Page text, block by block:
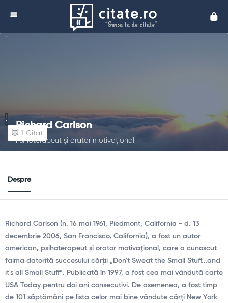
Richard Carlson
Psihoterapeut și orator motivațional
1 Citat
Despre
Richard Carlson (n. 16 mai 1961, Piedmont, California - d. 13
decembrie 2006, San Francisco, California), a fost un autor
american, psihoterapeut și orator motivațional, care a cunoscut
faima datorită succesului cărții „Don't Sweat the Small Stuff...and
it's all Small Stuff”. Publicată în 1997, a fost cea mai vândută carte
USA Today pentru doi ani consecutivi. De asemenea, a fost timp
de 101 săptămâni pe lista celor mai bine vândute cărți New York